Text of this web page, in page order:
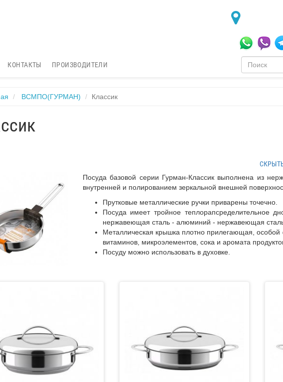
КОНТАКТЫ ПРОИЗВОДИТЕЛИ
ВСМПО(ГУРМАН) Классик
Посуда базовой серии Гурман-Классик выполнена из
внутренней и полированием зеркальной внешней
Прутковые металлические ручки приварены точечно.
Посуда имеет тройное теплорапсределительное
нержавеющая сталь - алюминий - нержавеющая
Металлическая крышка плотно прилегающая,
витаминов, микроэлементов, сока и аромата
Посуду можно использовать в духовке.